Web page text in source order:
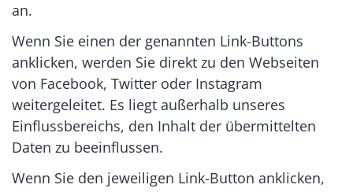
an.
Wenn Sie einen der genannten Link-Buttons
anklicken, werden Sie direkt zu den Webseiten
von Facebook, Twitter oder Instagram
weitergeleitet. Es liegt außerhalb unseres
Einflussbereichs, den Inhalt der übermittelten
Daten zu beeinflussen.
Wenn Sie den jeweiligen Link-Button anklicken,